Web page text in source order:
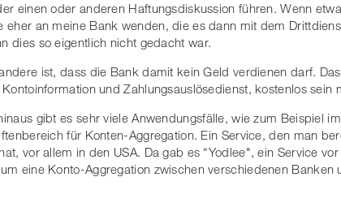
einen oder anderen Haftungsdiskussion führen. Wenn
eher an meine Bank wenden, die es dann mit dem
dies so eigentlich nicht gedacht war.
ist, dass die Bank damit kein Geld verdienen darf.
und Zahlungsauslösedienst, kostenlos sein
gibt es sehr viele Anwendungsfälle, wie zum Beispiel
für Konten-Aggregation. Ein Service, den man
vor allem in den USA. Da gab es “Yodlee", ein Service
eine Konto-Aggregation zwischen verschiedenen Banken